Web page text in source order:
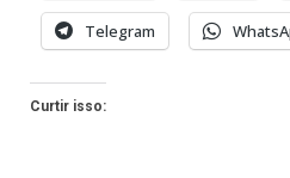
Telegram
Curtir isso: